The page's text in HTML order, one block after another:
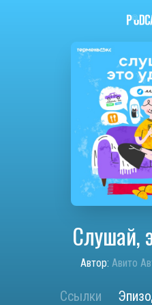
Слушай,
Автор: Авито
Ссылки